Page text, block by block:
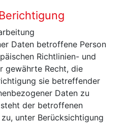
Daten betroffene Person
Richtlinien- und
gewährte Recht, die
sie betreffender
Daten zu
der betroffenen
unter Berücksichtigung